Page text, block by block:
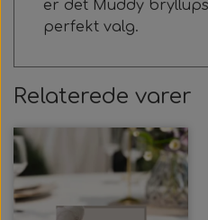
er det Muddy
perfekt valg.
Relaterede varer